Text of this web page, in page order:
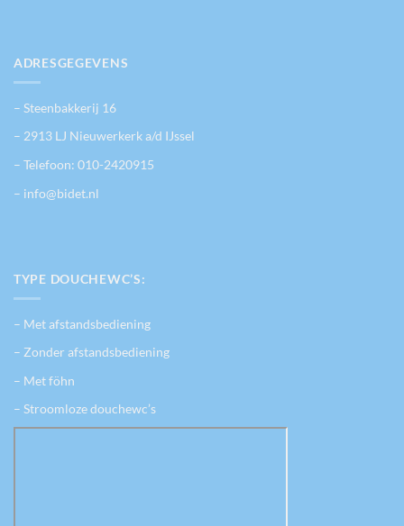
ADRESGEGEVENS
– Steenbakkerij 16
– 2913 LJ Nieuwerkerk a/d IJssel
– Telefoon: 010-2420915
– info@bidet.nl
TYPE DOUCHEWC’S:
– Met afstandsbediening
– Zonder afstandsbediening
– Met föhn
– Stroomloze douchewc’s